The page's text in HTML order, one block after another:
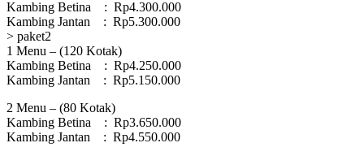
Kambing Betina : Rp4.300.000
Kambing Jantan : Rp5.300.000
> paket2
1 Menu – (120 Kotak)
Kambing Betina : Rp4.250.000
Kambing Jantan : Rp5.150.000
2 Menu – (80 Kotak)
Kambing Betina : Rp3.650.000
Kambing Jantan : Rp4.550.000